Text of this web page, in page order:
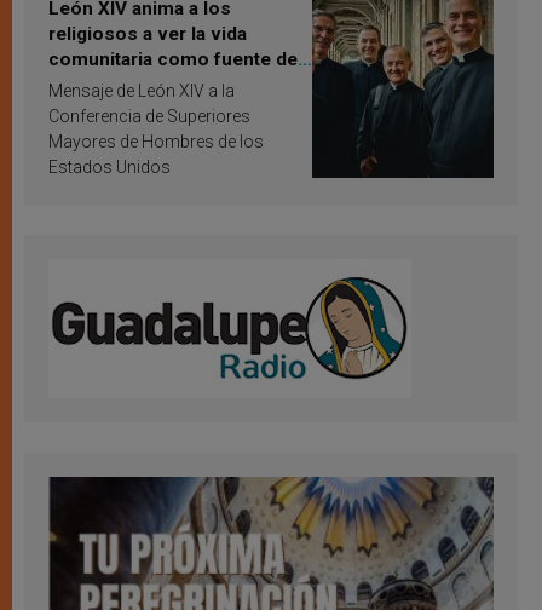
León XIV anima a los
religiosos a ver la vida
comunitaria como fuente de
inspiración y santificación
Mensaje de León XIV a la
Conferencia de Superiores
Mayores de Hombres de los
Estados Unidos